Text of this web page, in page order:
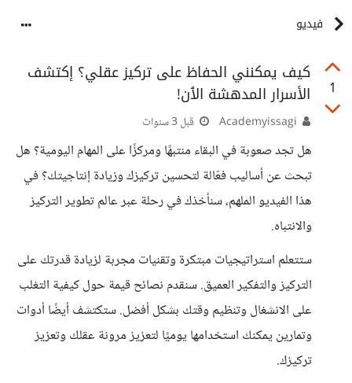
فيديو
1
كيف يمكنني الحفاظ على تركيز عقلي؟ إكتشف
الأسرار المدهشة الٱن!
قبل 3 سنوات
هل تجد صعوبة في البقاء منتبهًا ومركزًا على المهام اليومية؟ هل
تبحث عن أساليب فعّالة لتحسين تركيزك وزيادة إنتاجيتك؟ في
هذا الفيديو الملهم، سنأخذك في رحلة عبر عالم تطوير التركيز
والانتباه.
ستتعلم استراتيجيات مبتكرة وتقنيات مجربة لزيادة قدرتك على
التركيز والتفكير العميق. سنقدم نصائح قيمة حول كيفية التغلب
على الانشغال وتنظيم وقتك بشكل أفضل. ستكتشف أيضًا أدوات
وتمارين يمكنك استخدامها يوميًا لتعزيز مرونة عقلك وتعزيز
تركيزك.